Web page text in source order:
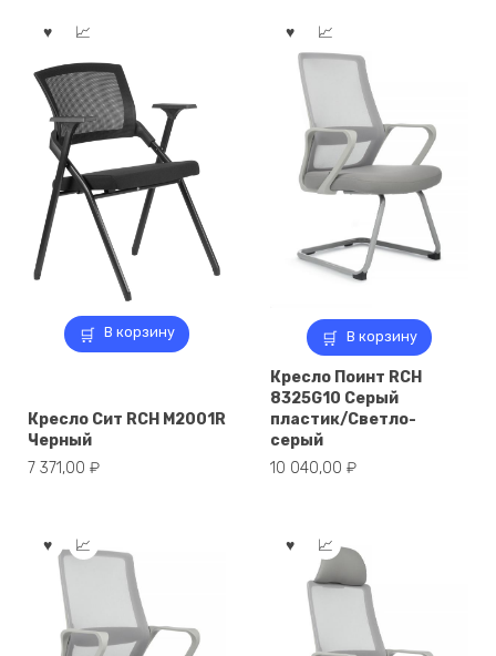
В корзину
Кресло Сит RCH M2001R
Черный
7 371,00 ₽
В корзину
Кресло Поинт RCH
8325G10 Серый
пластик/Светло-
серый
10 040,00 ₽